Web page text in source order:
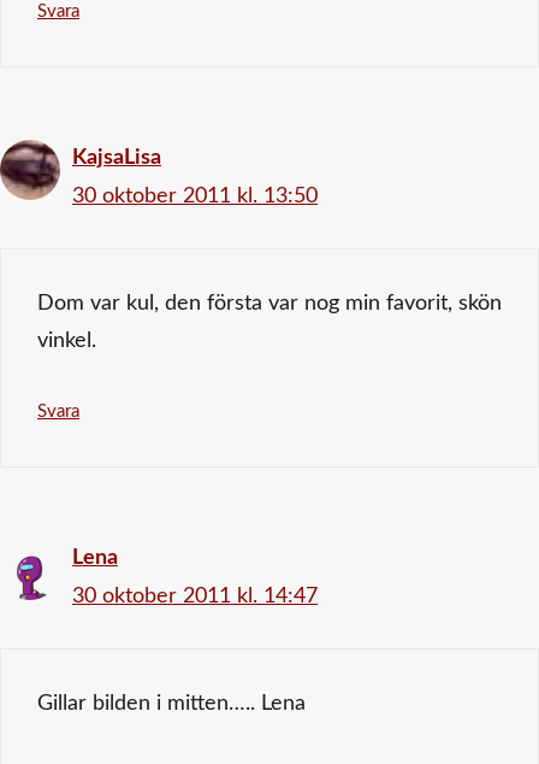
Svara
KajsaLisa
30 oktober 2011 kl. 13:50
Dom var kul, den första var nog min favorit, skön
vinkel.
Svara
Lena
30 oktober 2011 kl. 14:47
Gillar bilden i mitten….. Lena